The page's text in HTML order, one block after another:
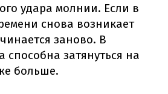
удара молнии. Если в
снова возникает
заново. В
способна затянуться на
больше.